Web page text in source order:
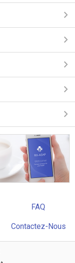
FAQ
Contactez-Nous